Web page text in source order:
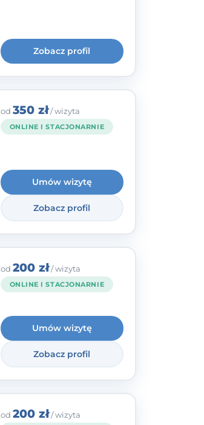
Zobacz profil
od 350 zł/ wizyta
ONLINE I STACJONARNIE
Umów wizytę
Zobacz profil
od 200 zł/ wizyta
ONLINE I STACJONARNIE
Umów wizytę
Zobacz profil
od 200 zł/ wizyta